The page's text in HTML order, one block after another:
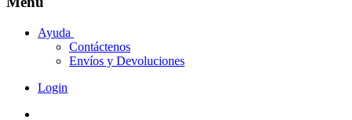
Ayuda
Contáctenos
Envíos y Devoluciones
Login